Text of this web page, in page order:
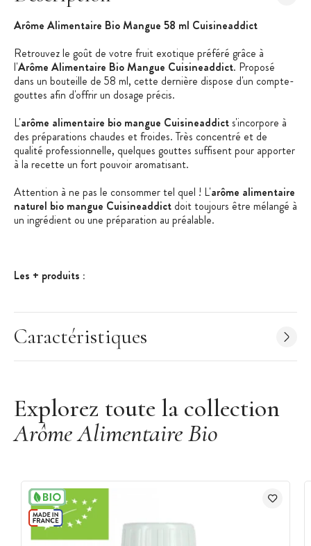
Arôme Alimentaire Bio Mangue 58 ml Cuisineaddict
Retrouvez le goût de votre fruit exotique préféré grâce à
l'Arôme Alimentaire Bio Mangue Cuisineaddict. Proposé
dans un bouteille de 58 ml, cette dernière dispose d'un compte-
gouttes afin d'offrir un dosage précis.
L'arôme alimentaire bio mangue Cuisineaddicts'incorpore à
des préparations chaudes et froides. Très concentré et de
qualité professionnelle, quelques gouttes suffisent pour apporter
à la recette un fort pouvoir aromatisant.
Attention à ne pas le consommer tel quel ! L'arôme alimentaire
naturel bio mangue Cuisineaddict doit toujours être mélangé à
un ingrédient ou une préparation au préalable.
Les + produits :
Compte-gouttes
Qualité professionnelle
Goût : Mangue
Arôme naturel bio de Haute Qualité : matières premières
Arôme hydrosoluble
Conditionnement : 58 ml
Compte-gouttes
Caractéristiques
Explorez toute la collection
Arôme Alimentaire Bio